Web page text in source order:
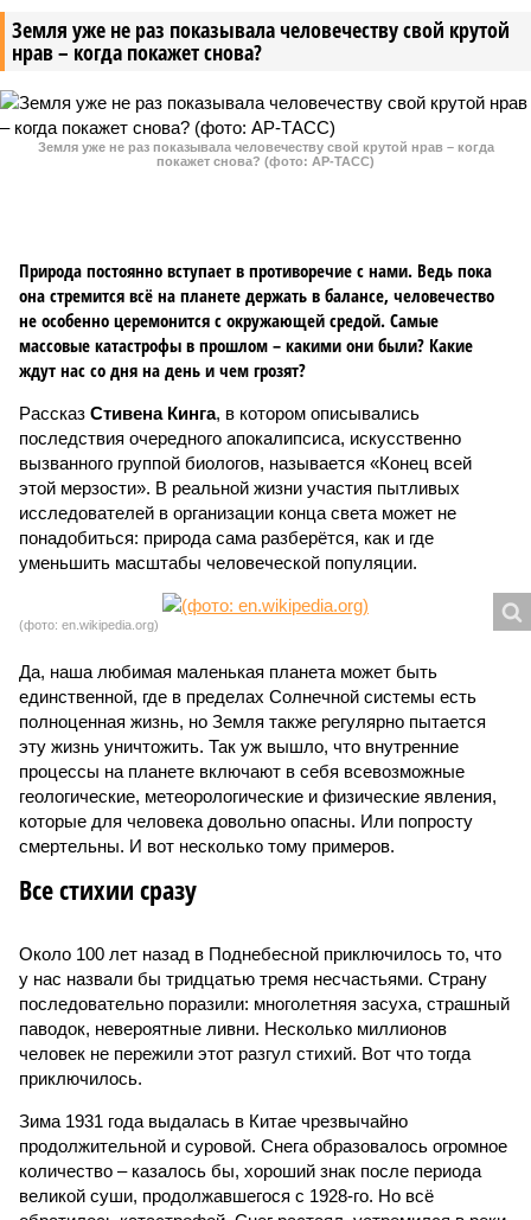
Земля уже не раз показывала человечеству свой крутой
нрав – когда покажет снова?
Земля уже не раз показывала человечеству свой крутой нрав – когда
покажет снова? (фото: АР-ТАСС)
Природа постоянно вступает в противоречие с нами. Ведь пока
она стремится всё на планете держать в балансе, человечество
не особенно церемонится с окружающей средой. Самые
массовые катастрофы в прошлом – какими они были? Какие
ждут нас со дня на день и чем грозят?
Рассказ Стивена Кинга, в котором описывались
последствия очередного апокалипсиса, искусственно
вызванного группой биологов, называется «Конец всей
этой мерзости». В реальной жизни участия пытливых
исследователей в организации конца света может не
понадобиться: природа сама разберётся, как и где
уменьшить масштабы человеческой популяции.
(фото: en.wikipedia.org)
Да, наша любимая маленькая планета может быть
единственной, где в пределах Солнечной системы есть
полноценная жизнь, но Земля также регулярно пытается
эту жизнь уничтожить. Так уж вышло, что внутренние
процессы на планете включают в себя всевозможные
геологические, метеорологические и физические явления,
которые для человека довольно опасны. Или попросту
смертельны. И вот несколько тому примеров.
Все стихии сразу
Около 100 лет назад в Поднебесной приключилось то, что
у нас назвали бы тридцатью тремя несчастьями. Страну
последовательно поразили: многолетняя засуха, страшный
паводок, невероятные ливни. Несколько миллионов
человек не пережили этот разгул стихий. Вот что тогда
приключилось.
Зима 1931 года выдалась в Китае чрезвычайно
продолжительной и суровой. Снега образовалось огромное
количество – казалось бы, хороший знак после периода
великой суши, продолжавшегося с 1928-го. Но всё